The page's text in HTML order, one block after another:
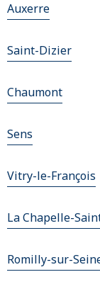
Auxerre
Saint-Dizier
Chaumont
Sens
Vitry-le-François
La Chapelle-
Romilly-sur-